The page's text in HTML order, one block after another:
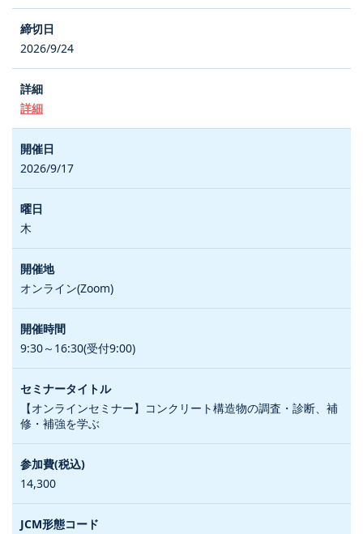
2026/9/24
詳細
2026/9/17
木
オンライン(Zoom)
9:30～16:30(受付9:00)
【オンラインセミナー】コンクリート構造物の調査・診断、補
修・補強を学ぶ
14,300